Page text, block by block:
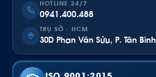
HOTLINE 24/7
0941.400.488
TRỤ SỞ · HCM
30D Phan Văn Sửu, P. Tân Bình